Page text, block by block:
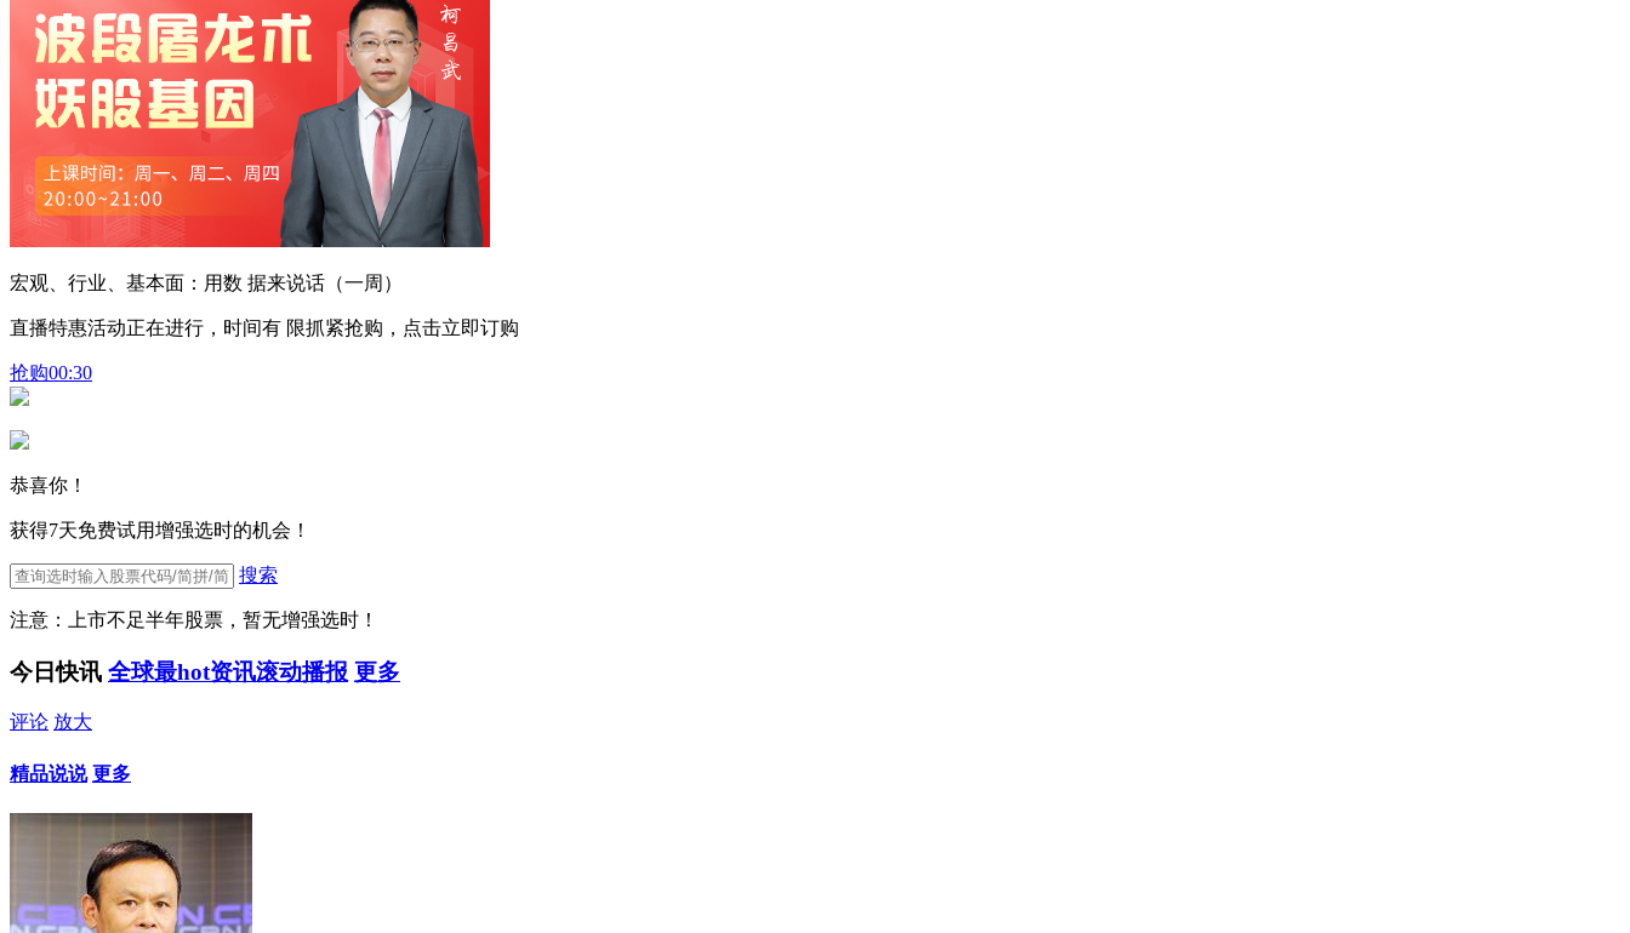
宏观、行业、基本面：用数 据来说话（一周）
直播特惠活动正在进行，时间有 限抓紧抢购，点击立即订购
抢购00:30
恭喜你！
获得7天免费试用增强选时的机会！
搜索
注意：上市不足半年股票，暂无增强选时！
今日快讯 全球最hot资讯滚动播报 更多
评论 放大
精品说说 更多